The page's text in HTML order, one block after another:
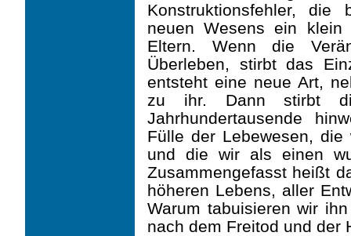
Konstruktionsfehler,
neuen Wesens ein
Eltern. Wenn die
Überleben, stirbt das
entsteht eine neue Art,
zu ihr. Dann stirbt
Jahrhundertausende
Fülle der Lebewesen,
und die wir als einen
Zusammengefasst heißt
höheren Lebens, aller
Warum tabuisieren wir
nach dem Freitod und der